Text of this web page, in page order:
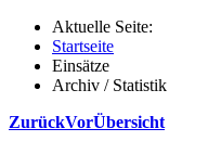
Aktuelle Seite:
Startseite
Einsätze
Archiv / Statistik
ZurückVorÜbersicht